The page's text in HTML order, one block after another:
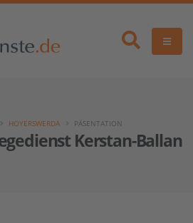
Kerstan-
HOYERSWERDA PÄSENTATION